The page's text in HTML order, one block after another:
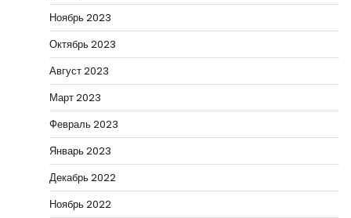
Ноябрь 2023
Октябрь 2023
Август 2023
Март 2023
Февраль 2023
Январь 2023
Декабрь 2022
Ноябрь 2022